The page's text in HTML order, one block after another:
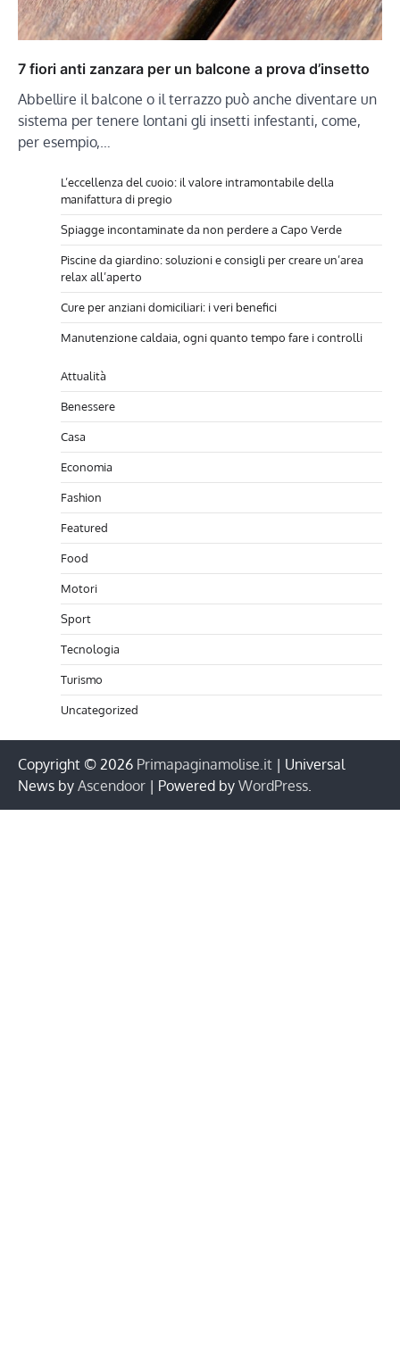
7 fiori anti zanzara per un balcone a prova d’insetto
Abbellire il balcone o il terrazzo può anche diventare un
sistema per tenere lontani gli insetti infestanti, come,
per esempio,…
L’eccellenza del cuoio: il valore intramontabile della
manifattura di pregio
Spiagge incontaminate da non perdere a Capo Verde
Piscine da giardino: soluzioni e consigli per creare un’area
relax all’aperto
Cure per anziani domiciliari: i veri benefici
Manutenzione caldaia, ogni quanto tempo fare i controlli
Attualità
Benessere
Casa
Economia
Fashion
Featured
Food
Motori
Sport
Tecnologia
Turismo
Uncategorized
Copyright © 2026 Primapaginamolise.it | Universal
News by Ascendoor | Powered by WordPress